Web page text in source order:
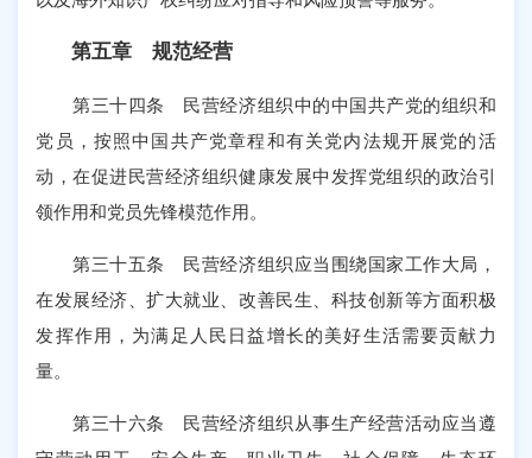
第五章 规范经营
第三十四条 民营经济组织中的中国共产党的组织和
党员，按照中国共产党章程和有关党内法规开展党的活
动，在促进民营经济组织健康发展中发挥党组织的政治引
领作用和党员先锋模范作用。
第三十五条 民营经济组织应当围绕国家工作大局，
在发展经济、扩大就业、改善民生、科技创新等方面积极
发挥作用，为满足人民日益增长的美好生活需要贡献力
量。
第三十六条 民营经济组织从事生产经营活动应当遵